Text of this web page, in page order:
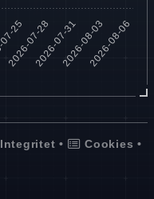
Integritet • Cookies •